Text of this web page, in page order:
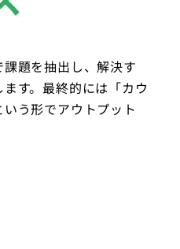
題を抽出し、解決す
す。最終的には「カウ
う形でアウトプット